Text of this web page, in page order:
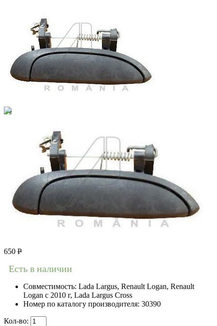
650 Р
Есть в наличии
Совместимость: Lada Largus, Renault Logan, Renault
Logan c 2010 г, Lada Largus Cross
Номер по каталогу производителя: 30390
Кол-во: